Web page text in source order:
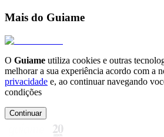
Mais do Guiame
O Guiame utiliza cookies e outras
melhorar a sua experiência acordo com a
privacidade e, ao continuar navegando
condições
Continuar